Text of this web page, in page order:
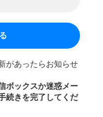
があったらお知らせ
ボックスか迷惑メー
続きを完了してくだ